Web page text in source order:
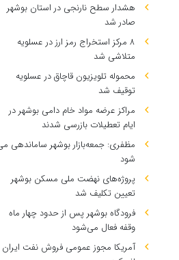
هشدار سطح نارنجی در استان بوشهر
صادر شد
۸ مرکز استخراج رمز ارز در عسلویه
متلاشی شد
محموله تلویزیون قاچاق در عسلویه
توقیف شد
مراکز عرضه مواد خام دامی بوشهر در
ایام تعطیلات بازرسی شدند
مظفری: جمعه‌بازار بوشهر ساماندهی
شود
پروژه‌های نهضت ملی مسکن بوشهر
تعیین تکلیف شد
فرودگاه بوشهر پس از حدود چهار ماه
وقفه فعال می‌شود
آمریکا مجوز عمومی فروش نفت ایران